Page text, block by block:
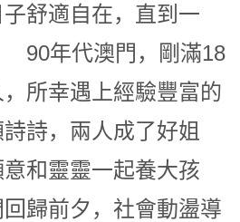
舒適自在，直到一
90年代澳門，剛滿18
所幸遇上經驗豐富的
詩，兩人成了好姐
和靈靈一起養大孩
歸前夕，社會動盪導